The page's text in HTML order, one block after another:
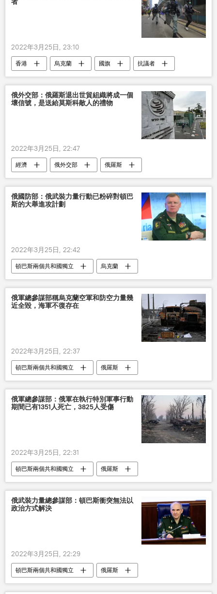
2022年3月25日, 23:10
香港 烏克蘭 國旗 抗議者
俄外交部：俄羅斯退出世貿組織將成一個
壞信號，是送給莫斯科敵人的禮物
2022年3月25日, 22:47
經濟 俄外交部
俄羅斯
世界貿易組織
退出
俄國防部：俄武裝力量行動已粉碎對頓巴
斯的大舉進攻計劃
2022年3月25日, 22:42
頓巴斯兩個共和國獨立
烏克蘭
俄羅斯
俄國防部
俄軍總參謀部稱烏克蘭空軍和防空力量幾
近全毀，海軍不復存在
2022年3月25日, 22:37
頓巴斯兩個共和國獨立
俄羅斯
烏克蘭
俄軍總參謀部：俄軍在執行特別軍事行動
期間已有1351人死亡，3825人受傷
2022年3月25日, 22:31
頓巴斯兩個共和國獨立
俄羅斯
烏克蘭
俄武裝力量總參謀部：頓巴斯衝突無法以
政治方式解決
2022年3月25日, 22:29
頓巴斯兩個共和國獨立
俄羅斯
烏克蘭